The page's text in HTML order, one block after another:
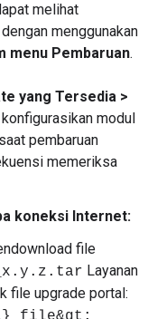
melihat
menggunakan
menu Pembaruan.
yang Tersedia >
modul
pembaruan
memeriksa
koneksi Internet:
file
Layanan
file upgrade portal: